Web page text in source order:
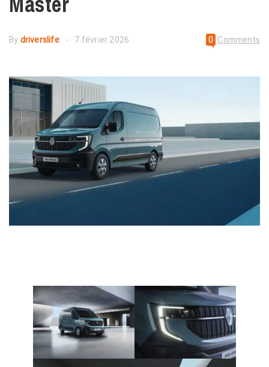
Bydriverslife 7 février 2026 0 Comments